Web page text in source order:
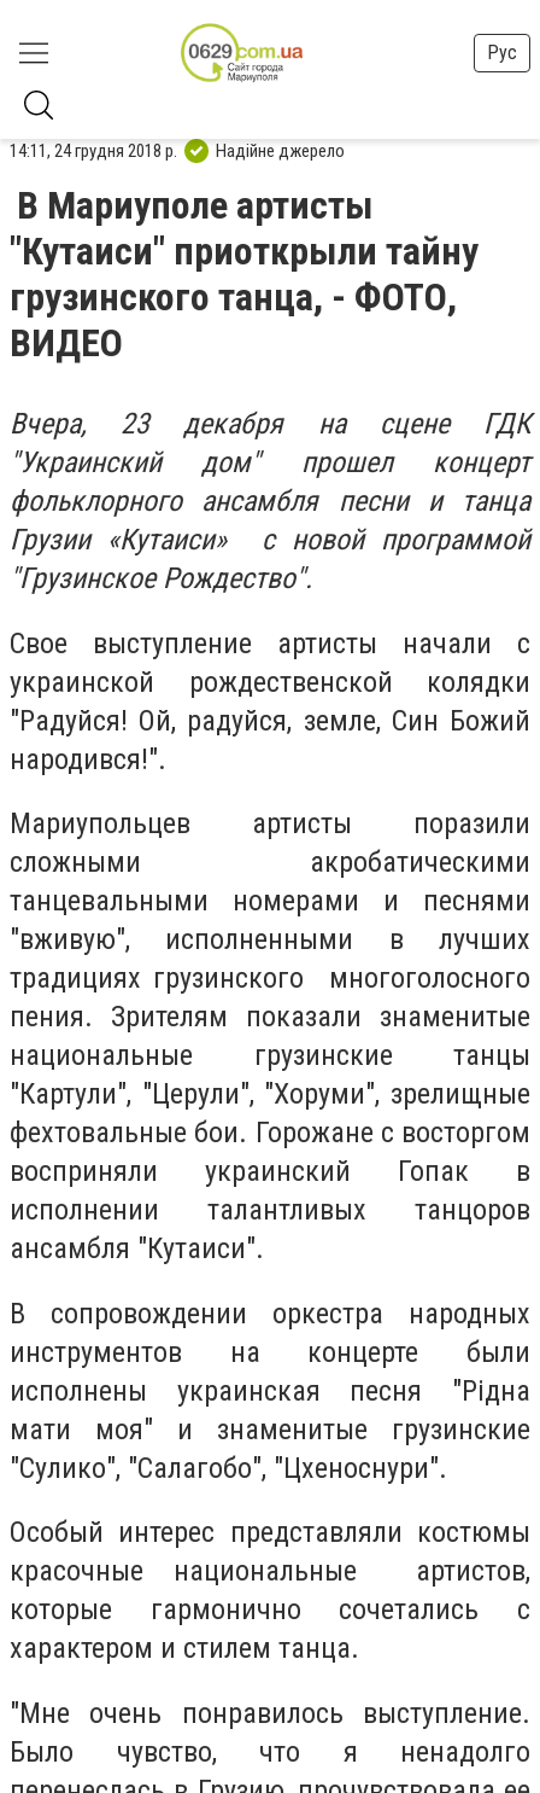
Рус
14:11, 24 грудня 2018 р. Надійне джерело
В Мариуполе артисты
"Кутаиси" приоткрыли тайну
грузинского танца, - ФОТО,
ВИДЕО
Вчера, 23 декабря на сцене ГДК
"Украинский дом" прошел концерт
фольклорного ансамбля песни и танца
Грузии «Кутаиси» с новой программой
"Грузинское Рождество".
Свое выступление артисты начали с
украинской рождественской колядки
"Радуйся! Ой, радуйся, земле, Син Божий
народився!".
Мариупольцев артисты поразили
сложными акробатическими
танцевальными номерами и песнями
"вживую", исполненными в лучших
традициях грузинского многоголосного
пения. Зрителям показали знаменитые
национальные грузинские танцы
"Картули", "Церули", "Хоруми", зрелищные
фехтовальные бои. Горожане с восторгом
восприняли украинский Гопак в
исполнении талантливых танцоров
ансамбля "Кутаиси".
В сопровождении оркестра народных
инструментов на концерте были
исполнены украинская песня "Рідна
мати моя" и знаменитые грузинские
"Сулико", "Салагобо", "Цхеноснури".
Особый интерес представляли костюмы
красочные национальные артистов,
которые гармонично сочетались с
характером и стилем танца.
"Мне очень понравилось выступление.
Было чувство, что я ненадолго